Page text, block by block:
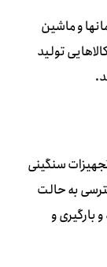
و ماشین
تولید
سنگینی
به حالت
بارگیری و